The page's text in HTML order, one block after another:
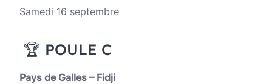
Samedi 16 septembre
🏆 POULE C
Pays de Galles – Fidji